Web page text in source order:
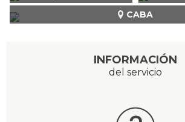
CABA
INFORMACIÓN
del servicio